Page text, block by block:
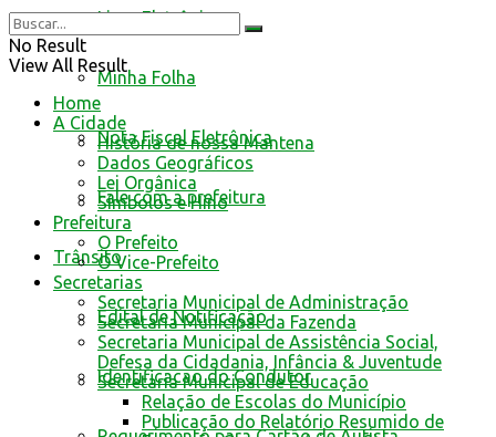
Livro Eletrônico
Minha Folha
Nota Fiscal Eletrônica
Fale com a prefeitura
Trânsito
Edital de Notificação
Identificacao do Condutor
No Result
View All Result
Home
A Cidade
História de nossa Mantena
Dados Geográficos
Lei Orgânica
Símbolos e Hino
Prefeitura
O Prefeito
O Vice-Prefeito
Secretarias
Secretaria Municipal de Administração
Secretaria Municipal da Fazenda
Secretaria Municipal de Assistência Social,
Defesa da Cidadania, Infância & Juventude
Secretaria Municipal de Educação
Relação de Escolas do Município
Publicação do Relatório Resumido de